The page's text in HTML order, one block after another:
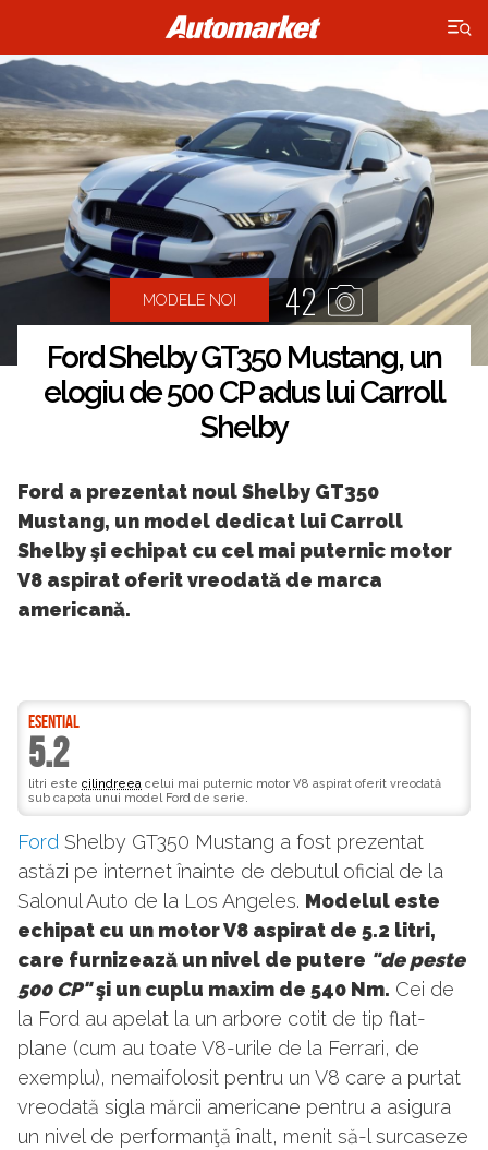
×
MODELE NOI 42
Ford Shelby GT350 Mustang, un
elogiu de 500 CP adus lui Carroll
Shelby
Ford a prezentat noul Shelby GT350
Mustang, un model dedicat lui Carroll
Shelby şi echipat cu cel mai puternic motor
V8 aspirat oferit vreodată de marca
americană.
ESENTIAL
5.2
litri este cilindreea celui mai puternic motor V8 aspirat oferit vreodată
sub capota unui model Ford de serie.
Ford Shelby GT350 Mustang a fost prezentat
astăzi pe internet înainte de debutul oficial de la
Salonul Auto de la Los Angeles. Modelul este
echipat cu un motor V8 aspirat de 5.2 litri,
care furnizează un nivel de putere "de peste
500 CP"şi un cuplu maxim de 540 Nm. Cei de
la Ford au apelat la un arbore cotit de tip flat-
plane (cum au toate V8-urile de la Ferrari, de
exemplu), nemaifolosit pentru un V8 care a purtat
vreodată sigla mărcii americane pentru a asigura
un nivel de performanţă înalt, menit să-l surcaseze